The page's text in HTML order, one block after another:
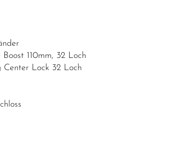
110mm, 32 Loch
Center Lock 32 Loch